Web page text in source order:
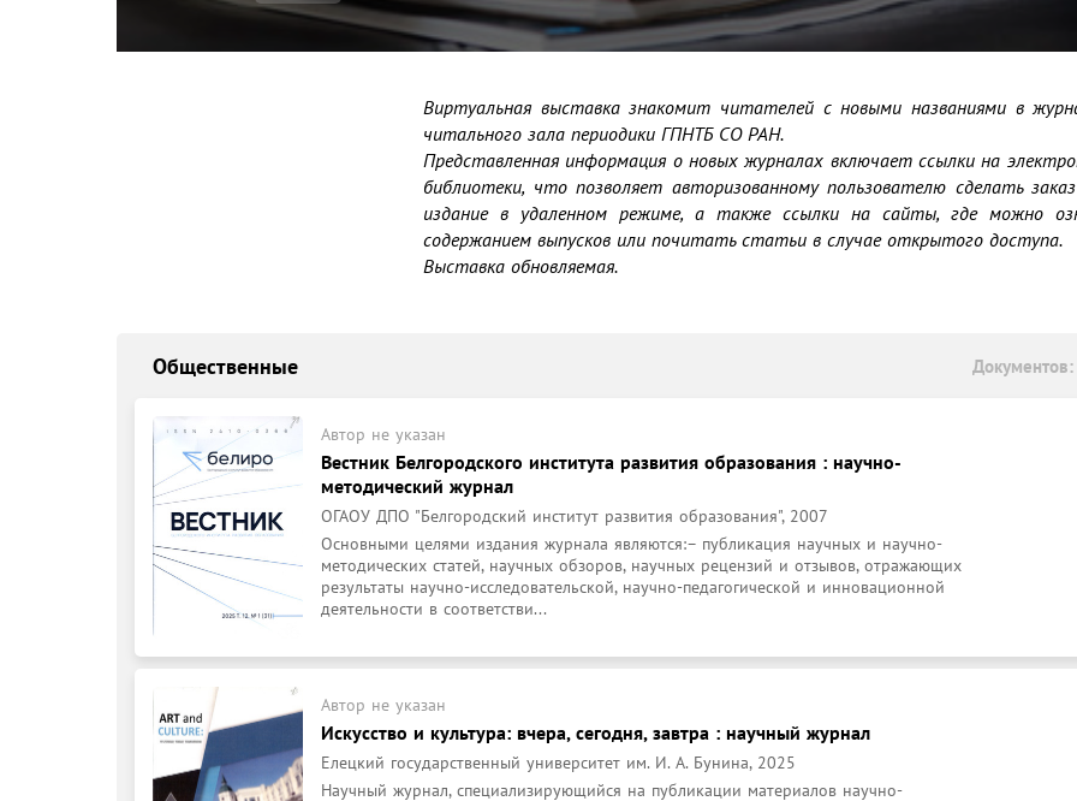
Виртуальная выставка знакомит читателей с новыми названиями в
читального зала периодики ГПНТБ СО РАН.
Представленная информация о новых журналах включает ссылки на
библиотеки, что позволяет авторизованному пользователю сделать
издание в удаленном режиме, а также ссылки на сайты, где можно
содержанием выпусков или почитать статьи в случае открытого доступа.
Выставка обновляемая.
Общественные
Автор не указан
Вестник Белгородского института развития образования : научно-
методический журнал
ОГАОУ ДПО "Белгородский институт развития образования", 2007
Основными целями издания журнала являются:– публикация научных и научно-
методических статей, научных обзоров, научных рецензий и отзывов, отражающих
результаты научно-исследовательской, научно-педагогической и инновационной
деятельности в соответстви...
Автор не указан
Искусство и культура: вчера, сегодня, завтра : научный журнал
Елецкий государственный университет им. И. А. Бунина, 2025
Научный журнал, специализирующийся на публикации материалов научно-